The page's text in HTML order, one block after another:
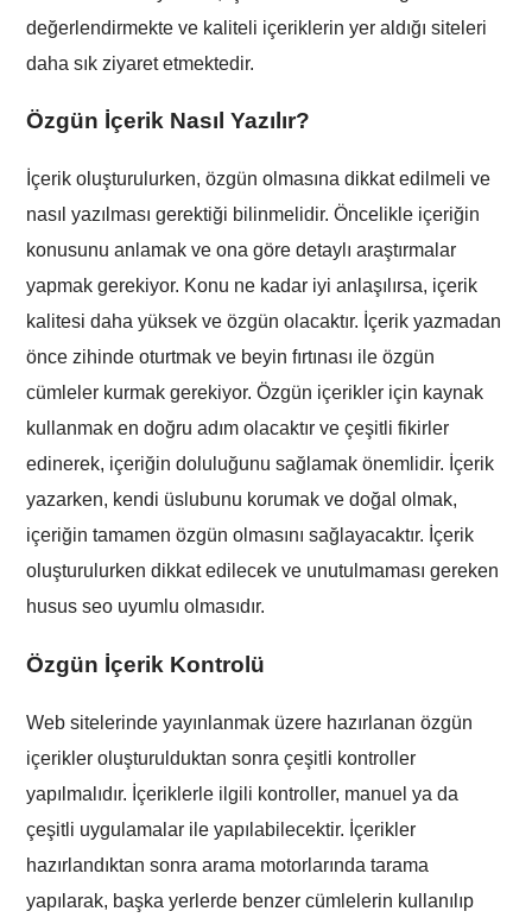
değerlendirmekte ve kaliteli içeriklerin yer aldığı siteleri
daha sık ziyaret etmektedir.
Özgün İçerik Nasıl Yazılır?
İçerik oluşturulurken, özgün olmasına dikkat edilmeli ve
nasıl yazılması gerektiği bilinmelidir. Öncelikle içeriğin
konusunu anlamak ve ona göre detaylı araştırmalar
yapmak gerekiyor. Konu ne kadar iyi anlaşılırsa, içerik
kalitesi daha yüksek ve özgün olacaktır. İçerik yazmadan
önce zihinde oturtmak ve beyin fırtınası ile özgün
cümleler kurmak gerekiyor. Özgün içerikler için kaynak
kullanmak en doğru adım olacaktır ve çeşitli fikirler
edinerek, içeriğin doluluğunu sağlamak önemlidir. İçerik
yazarken, kendi üslubunu korumak ve doğal olmak,
içeriğin tamamen özgün olmasını sağlayacaktır. İçerik
oluşturulurken dikkat edilecek ve unutulmaması gereken
husus seo uyumlu olmasıdır.
Özgün İçerik Kontrolü
Web sitelerinde yayınlanmak üzere hazırlanan özgün
içerikler oluşturulduktan sonra çeşitli kontroller
yapılmalıdır. İçeriklerle ilgili kontroller, manuel ya da
çeşitli uygulamalar ile yapılabilecektir. İçerikler
hazırlandıktan sonra arama motorlarında tarama
yapılarak, başka yerlerde benzer cümlelerin kullanılıp